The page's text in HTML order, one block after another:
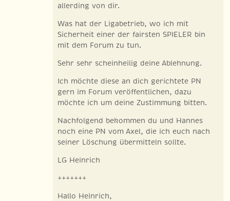
allerding von dir.
Was hat der Ligabetrieb, wo ich mit
Sicherheit einer der fairsten SPIELER bin
mit dem Forum zu tun.
Sehr sehr scheinheilig deine Ablehnung.
Ich möchte diese an dich gerichtete PN
gern im Forum veröffentlichen, dazu
möchte ich um deine Zustimmung bitten.
Nachfolgend bekommen du und Hannes
noch eine PN vom Axel, die ich euch nach
seiner Löschung übermitteln sollte.
LG Heinrich
+++++++
Hallo Heinrich,